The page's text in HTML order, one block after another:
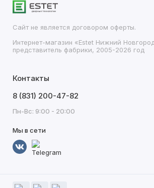
Сайт не является договором оферты.
Интернет-магазин «Estet Нижний
представитель фабрики, 2005-2026 год
Контакты
8 (831) 200-47-82
Пн-Вс: 9:00 - 20:00
Мы в сети